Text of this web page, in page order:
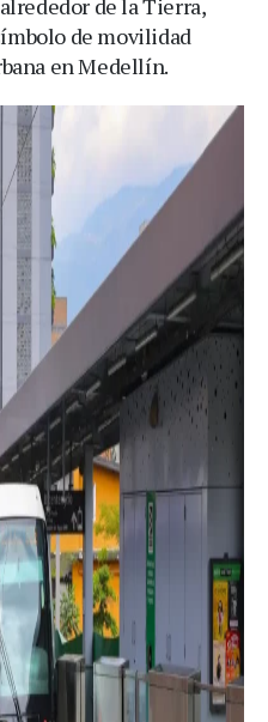
de la Tierra,
de movilidad
en Medellín.